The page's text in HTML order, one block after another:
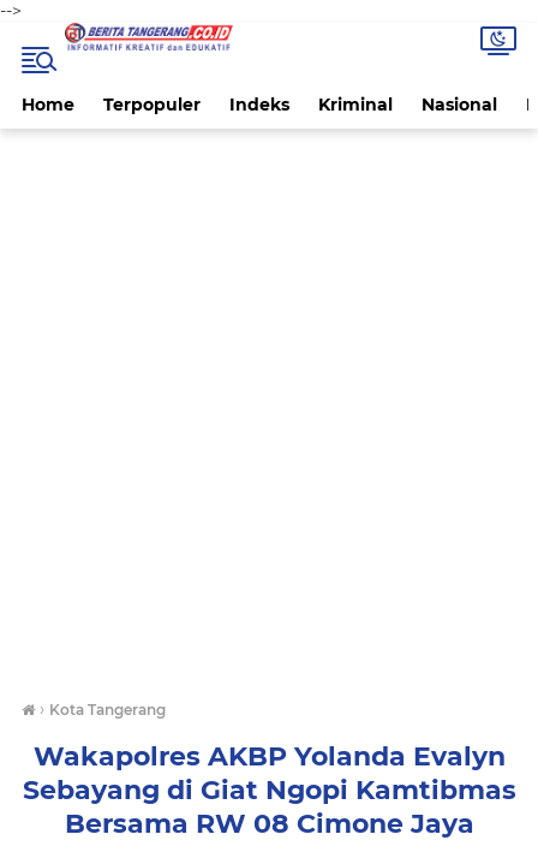
-->
Home Terpopuler Indeks Kriminal Nasional
› Kota Tangerang
Wakapolres AKBP Yolanda Evalyn
Sebayang di Giat Ngopi Kamtibmas
Bersama RW 08 Cimone Jaya